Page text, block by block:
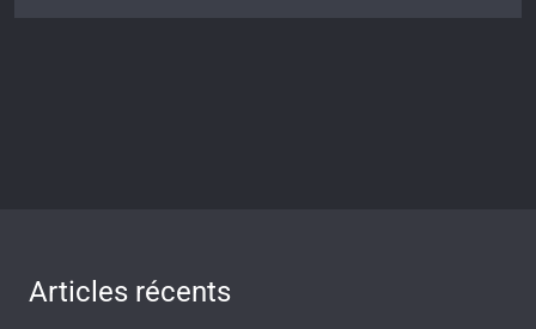
Articles récents